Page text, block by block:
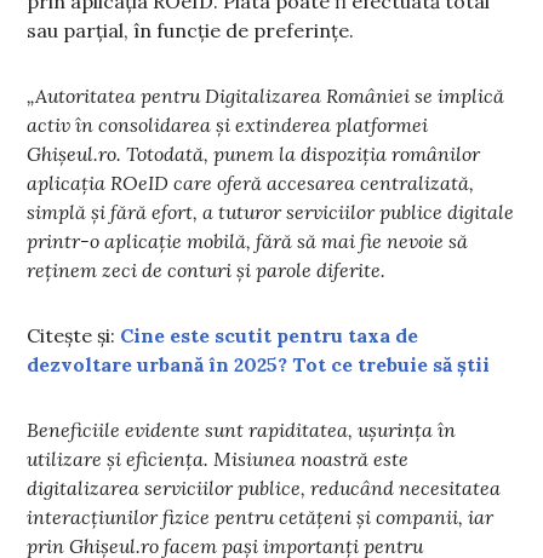
sau parțial, în funcție de preferințe.
„Autoritatea pentru Digitalizarea României se implică
activ în consolidarea și extinderea platformei
Ghișeul.ro. Totodată, punem la dispoziția românilor
aplicația ROeID care oferă accesarea centralizată,
simplă și fără efort, a tuturor serviciilor publice digitale
printr-o aplicație mobilă, fără să mai fie nevoie să
reținem zeci de conturi și parole diferite.
Citește și: Cine este scutit pentru taxa de
dezvoltare urbană în 2025? Tot ce trebuie să știi
Beneficiile evidente sunt rapiditatea, ușurința în
utilizare și eficiența. Misiunea noastră este
digitalizarea serviciilor publice, reducând necesitatea
interacțiunilor fizice pentru cetățeni și companii, iar
prin Ghișeul.ro facem pași importanți pentru